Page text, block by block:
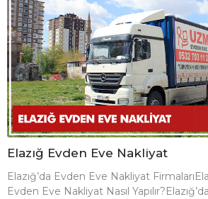
Elazığ Evden Eve Nakliyat
Elazığ’da Evden Eve Nakliyat
Evden Eve Nakliyat Nasıl